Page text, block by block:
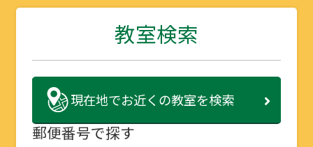
教室検索
現在地でお近くの教室を検索
郵便番号で探す